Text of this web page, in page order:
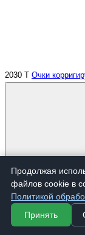
2030 Т Очки
Купить
Продолжая
файлов cookie в
Политикой
Принять